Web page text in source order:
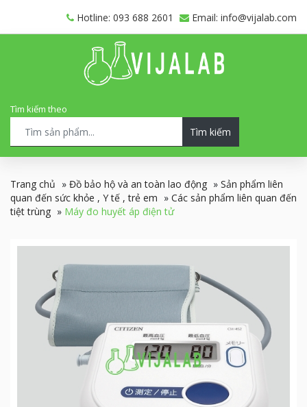
Hotline: 093 688 2601 Email: info@vijalab.com
Tìm kiếm theo
Tìm kiếm
Trang chủ » Đồ bảo hộ và an toàn lao động » Sản phẩm liên
quan đến sức khỏe , Y tế , trẻ em » Các sản phẩm liên quan đến
tiệt trùng » Máy đo huyết áp điện tử